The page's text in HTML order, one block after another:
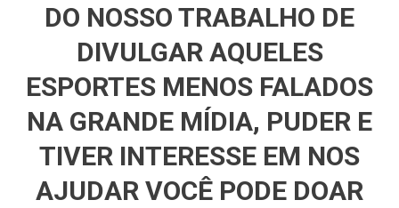
DO NOSSO TRABALHO DE
DIVULGAR AQUELES
ESPORTES MENOS FALADOS
NA GRANDE MÍDIA, PUDER E
TIVER INTERESSE EM NOS
AJUDAR VOCÊ PODE DOAR